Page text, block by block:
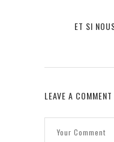
ET SI
LEAVE A COMMENT